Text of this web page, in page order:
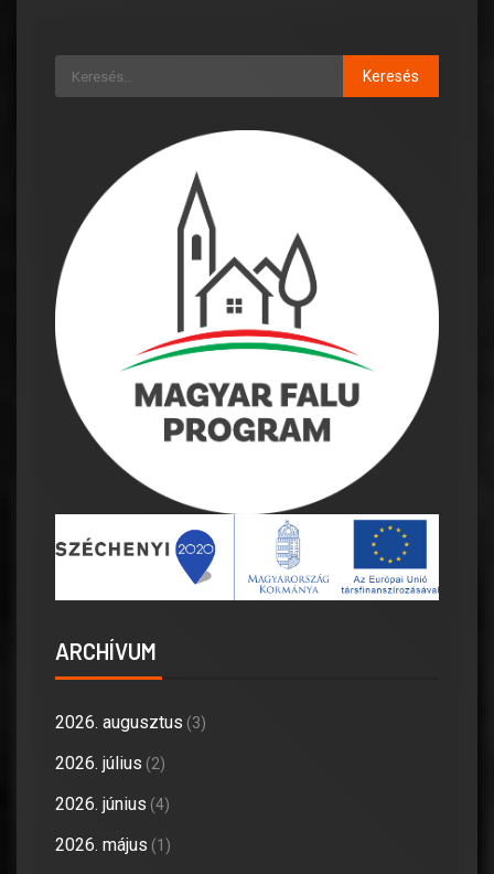
ARCHÍVUM
2026. augusztus (3)
2026. július (2)
2026. június (4)
2026. május (1)